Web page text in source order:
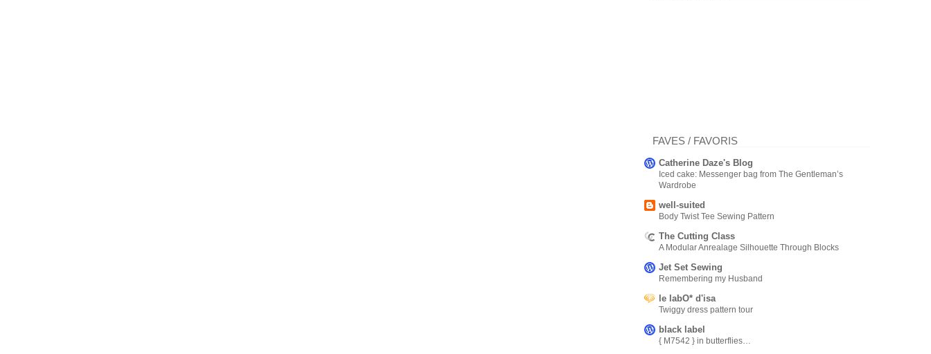
FAVES / FAVORIS
Catherine Daze's Blog
Iced cake: Messenger bag from The Gentleman’s
Wardrobe
well-suited
Body Twist Tee Sewing Pattern
The Cutting Class
A Modular Anrealage Silhouette Through Blocks
Jet Set Sewing
Remembering my Husband
le labO* d'isa
Twiggy dress pattern tour
black label
{ M7542 } in butterflies…